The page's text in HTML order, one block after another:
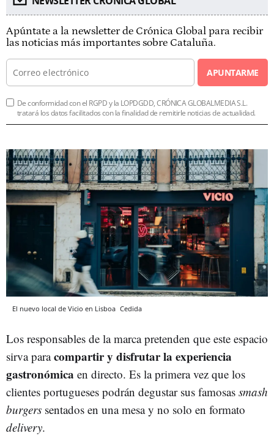
Apúntate a la newsletter de Crónica Global para recibir
las noticias más importantes sobre Cataluña.
APUNTARME
De conformidad con el RGPD y la LOPDGDD, CRÓNICA GLOBALMEDIA S.L.
tratará los datos facilitados con la finalidad de remitirle noticias de actualidad.
El nuevo local de Vicio en Lisboa Cedida
Los responsables de la marca pretenden que este espacio
sirva paracompartir y disfrutar la experiencia
gastronómica en directo. Es la primera vez que los
clientes portugueses podrán degustar sus famosas smash
burgers sentados en una mesa y no solo en formato
delivery.